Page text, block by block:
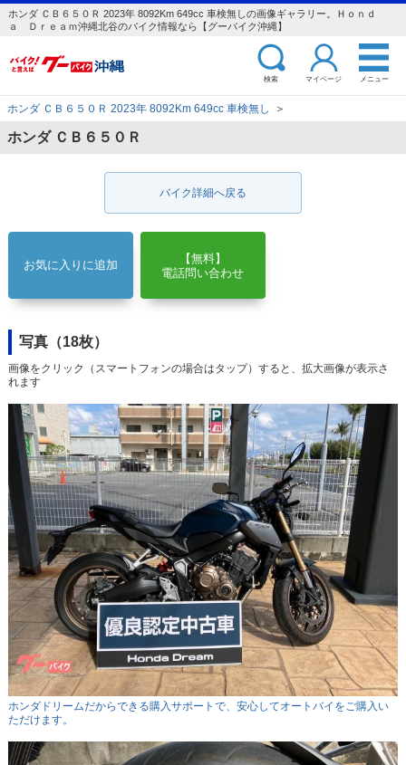
ホンダ ＣＢ６５０Ｒ 2023年 8092Km 649cc 車検無しの画像ギャラリー。Ｈｏｎｄ
ａ Ｄｒｅａｍ沖縄北谷のバイク情報なら【グーバイク沖縄】
検索 マイページ メニュー
ホンダ ＣＢ６５０Ｒ 2023年 8092Km 649cc 車検無し ＞
ホンダ ＣＢ６５０Ｒ
バイク詳細へ戻る
お気に入りに追加
【無料】
電話問い合わせ
写真（18枚）
画像をクリック（スマートフォンの場合はタップ）すると、拡大画像が表示さ
れます
ホンダドリームだからできる購入サポートで、安心してオートバイをご購入い
ただけます。